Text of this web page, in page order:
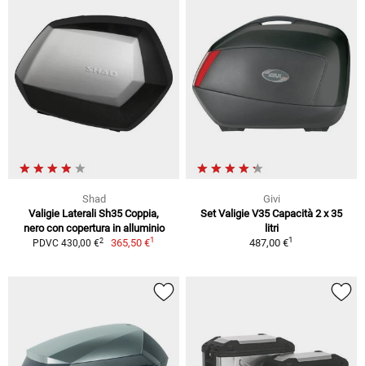
Shad
Valigie Laterali Sh35 Coppia,
nero con copertura in alluminio
PDVC 430,00 €2 365,50 €1
Givi
Set Valigie V35 Capacità 2 x 35
litri
487,00 €1